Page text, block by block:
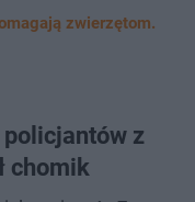
zwierzętom.
z
chomik